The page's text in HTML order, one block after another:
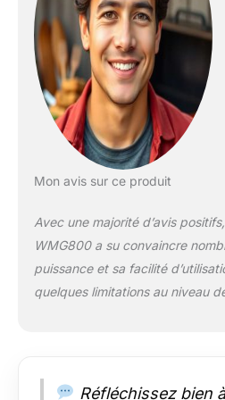
une
3
Mon avis sur ce produit
Avec une majorité d’avis
WMG800 a su convaincre
puissance et sa facilité
quelques limitations au niveau
Réfléchissez bien